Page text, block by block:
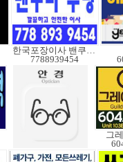
한국포장이사 밴쿠버무빙
7788939454
그